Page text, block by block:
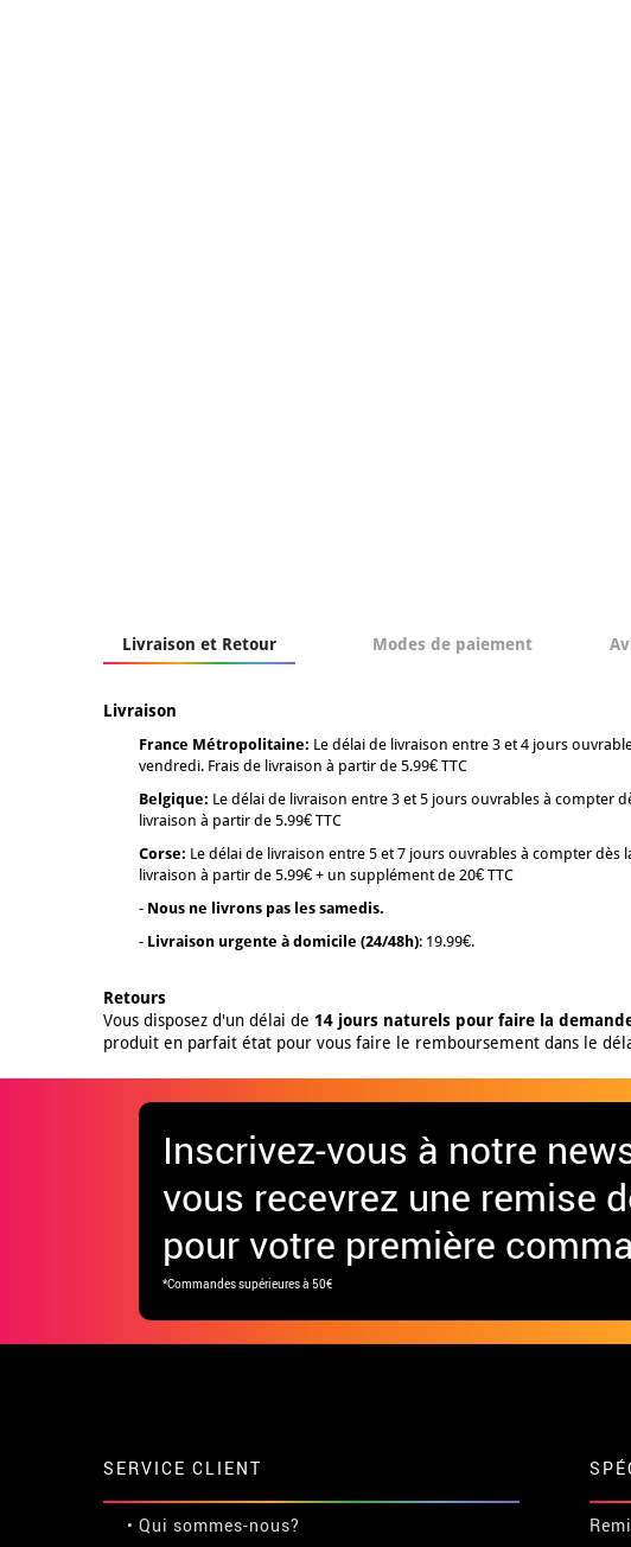
Livraison et Retour Modes de paiement
Livraison
France Métropolitaine: Le délai de livraison entre 3 et 4 jours
vendredi. Frais de livraison à partir de 5.99€ TTC
Belgique: Le délai de livraison entre 3 et 5 jours ouvrables à compter
livraison à partir de 5.99€ TTC
Corse: Le délai de livraison entre 5 et 7 jours ouvrables à compter
livraison à partir de 5.99€ + un supplément de 20€ TTC
- Nous ne livrons pas les samedis.
- Livraison urgente à domicile (24/48h): 19.99€.
Retours
Vous disposez d'un délai de 14 jours naturels pour faire la
produit en parfait état pour vous faire le remboursement dans le
Inscrivez-vous à notre
vous recevrez une remise
pour votre première
*Commandes supérieures à 50€
SERVICE CLIENT
• Qui sommes-nous?